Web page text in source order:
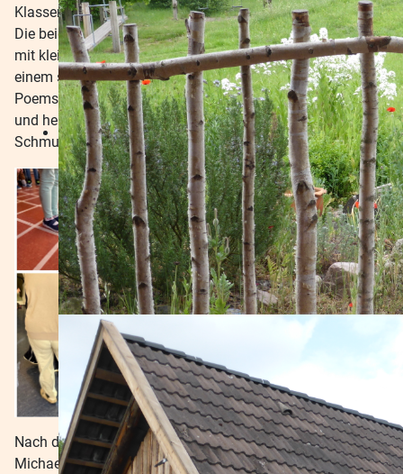
Klassen ihre Ergebnisse vor der gesamten Schülerschaft:
Die beiden Unterstufenklassen verzauberten das Publikum
mit kleinen Fairy Tales, die Mittelstufe beeindruckte mit
einem schwungvollen Stepptanz und eigens verfassten
Poems, und die Oberstufe brachte mit ihren humorvollen
und hervorragend gesprochenen Short Plays alle zum
Schmunzeln.
Nach der großen Pause wurden dann die diesjährigen
Michaeli-Spiele eröffnet – ein besonderes